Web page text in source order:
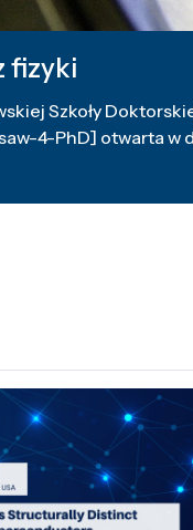
fizyki
Szkoły
4-PhD] otwarta w